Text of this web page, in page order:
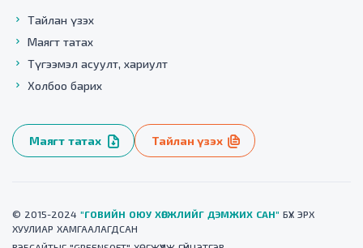
Тайлан үзэх
Маягт татах
Түгээмэл асуулт, хариулт
Холбоо барих
Маягт татах Тайлан үзэх
© 2015-2024 "ГОВИЙН ОЮУ ХӨГЖЛИЙГ ДЭМЖИХ САН" БҮХ ЭРХ
ХУУЛИАР ХАМГААЛАГДСАН